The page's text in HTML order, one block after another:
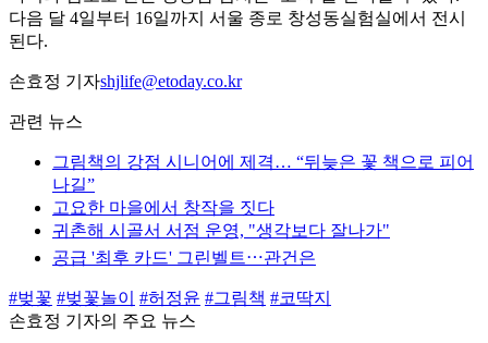
다음 달 4일부터 16일까지 서울 종로 창성동실험실에서 전시
된다.
손효정 기자shjlife@etoday.co.kr
관련 뉴스
그림책의 강점 시니어에 제격… “뒤늦은 꽃 책으로 피어
나길”
고요한 마을에서 창작을 짓다
귀촌해 시골서 서점 운영, "생각보다 잘나가"
공급 '최후 카드' 그린벨트⋯관건은
#벚꽃 #벚꽃놀이 #허정윤 #그림책 #코딱지
손효정 기자의 주요 뉴스